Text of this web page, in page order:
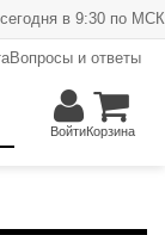
в 9:30 по МСК
Вопросы и ответы
ВойтиКорзина
₽ Запрос